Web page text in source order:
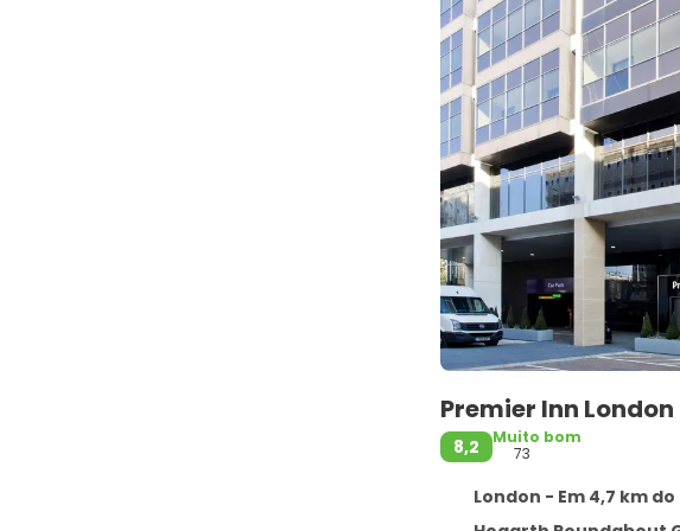
Premier Inn
8,2
Muito bom
73
London - Em 4,7 km